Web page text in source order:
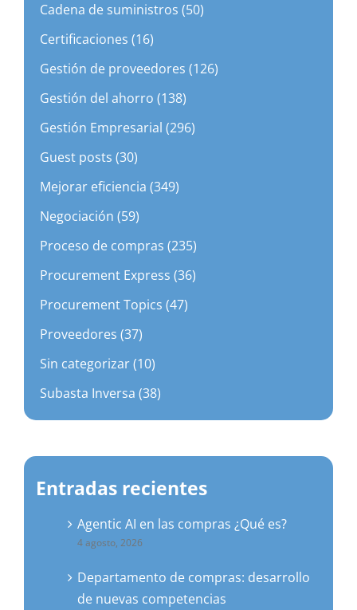
Cadena de suministros (50)
Certificaciones (16)
Gestión de proveedores (126)
Gestión del ahorro (138)
Gestión Empresarial (296)
Guest posts (30)
Mejorar eficiencia (349)
Negociación (59)
Proceso de compras (235)
Procurement Express (36)
Procurement Topics (47)
Proveedores (37)
Sin categorizar (10)
Subasta Inversa (38)
Entradas recientes
Agentic AI en las compras ¿Qué es?
4 agosto, 2026
Departamento de compras: desarrollo
de nuevas competencias